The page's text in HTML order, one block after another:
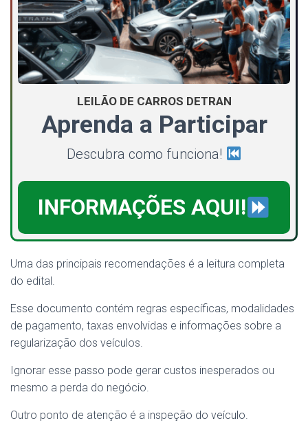
LEILÃO DE CARROS DETRAN
Aprenda a Participar
Descubra como funciona!
INFORMAÇÕES AQUI!
Uma das principais recomendações é a leitura completa
do edital.
Esse documento contém regras específicas, modalidades
de pagamento, taxas envolvidas e informações sobre a
regularização dos veículos.
Ignorar esse passo pode gerar custos inesperados ou
mesmo a perda do negócio.
Outro ponto de atenção é a inspeção do veículo.